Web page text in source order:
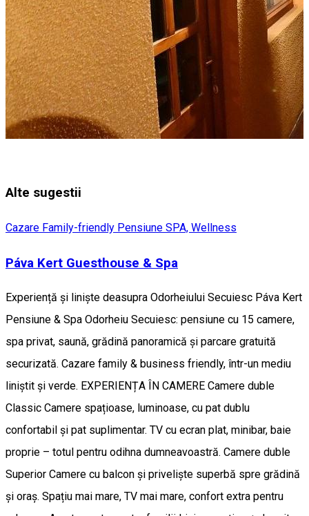
Alte sugestii
Cazare Family-friendly Pensiune SPA, Wellness
Páva Kert Guesthouse & Spa
Experiență și liniște deasupra Odorheiului Secuiesc Páva Kert
Pensiune & Spa Odorheiu Secuiesc: pensiune cu 15 camere,
spa privat, saună, grădină panoramică și parcare gratuită
securizată. Cazare family & business friendly, într-un mediu
liniștit și verde. EXPERIENȚA ÎN CAMERE Camere duble
Classic Camere spațioase, luminoase, cu pat dublu
confortabil și pat suplimentar. TV cu ecran plat, minibar, baie
proprie – totul pentru odihna dumneavoastră. Camere duble
Superior Camere cu balcon și priveliște superbă spre grădină
și oraș. Spațiu mai mare, TV mai mare, confort extra pentru